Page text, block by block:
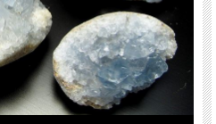
像の品質のものをランダムで発送しま
性上、配達時に少々かけることがありま
あります。宜しくお願い致します。
(*^_^*)